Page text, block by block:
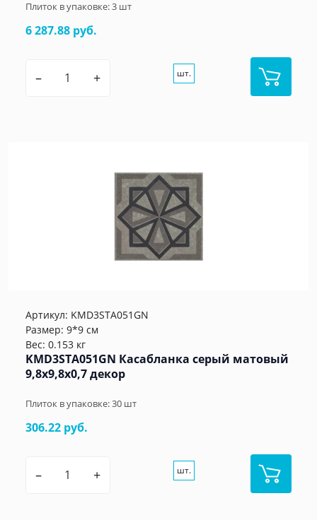
Плиток в упаковке:3 шт
6 287.88 руб.
– + шт.
Артикул: KMD3STA051GN
Размер: 9*9 см
Вес: 0.153 кг
KMD3STA051GN Касабланка серый матовый
9,8x9,8x0,7 декор
Плиток в упаковке:30 шт
306.22 руб.
– + шт.